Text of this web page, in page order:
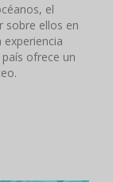
el
sobre ellos en
ofrece un